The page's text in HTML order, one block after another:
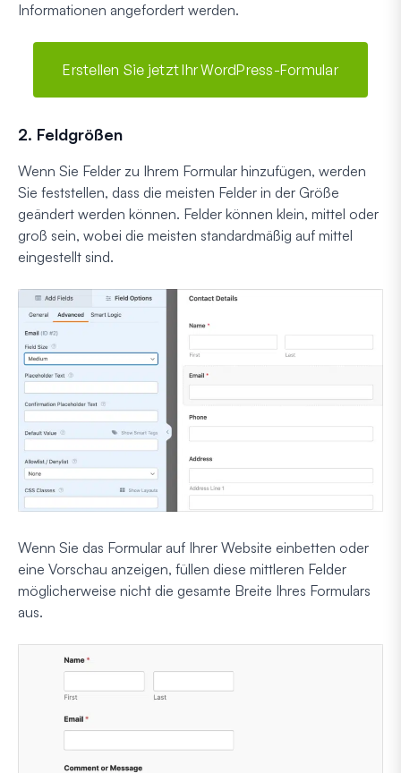
Informationen angefordert werden.
Erstellen Sie jetzt Ihr WordPress-Formular
2. Feldgrößen
Wenn Sie Felder zu Ihrem Formular hinzufügen, werden
Sie feststellen, dass die meisten Felder in der Größe
geändert werden können. Felder können klein, mittel oder
groß sein, wobei die meisten standardmäßig auf mittel
eingestellt sind.
Wenn Sie das Formular auf Ihrer Website einbetten oder
eine Vorschau anzeigen, füllen diese mittleren Felder
möglicherweise nicht die gesamte Breite Ihres Formulars
aus.